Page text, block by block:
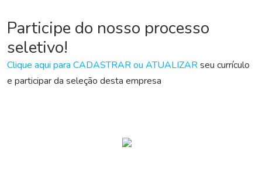
í
c
u
l
o
Participe do nosso processo
seletivo!
Clique aqui para CADASTRAR ou ATUALIZARseu currículo
e participar da seleção desta empresa